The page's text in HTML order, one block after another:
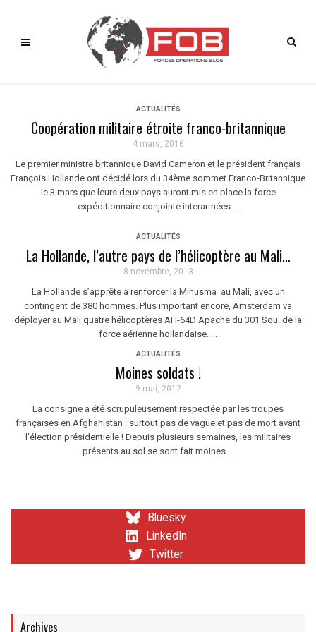
ACTUALITÉS
Coopération militaire étroite franco-britannique
4 mars, 2016
Le premier ministre britannique David Cameron et le président français
François Hollande ont décidé lors du 34ème sommet Franco-Britannique
le 3 mars que leurs deux pays auront mis en place la force
expéditionnaire conjointe interarmées ...
ACTUALITÉS
La Hollande, l’autre pays de l’hélicoptère au Mali…
8 novembre, 2013
La Hollande s’apprête à renforcer la Minusma au Mali, avec un
contingent de 380 hommes. Plus important encore, Amsterdam va
déployer au Mali quatre hélicoptères AH-64D Apache du 301 Squ. de la
force aérienne hollandaise. ...
ACTUALITÉS
Moines soldats !
9 mai, 2012
La consigne a été scrupuleusement respectée par les troupes
françaises en Afghanistan : surtout pas de vague et pas de mort avant
l’élection présidentielle ! Depuis plusieurs semaines, les militaires
présents au sol se sont fait moines ...
Bluesky
LinkedIn
Twitter
Archives